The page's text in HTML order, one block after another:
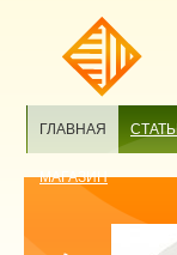
ГЛАВНАЯ
МАГАЗИН